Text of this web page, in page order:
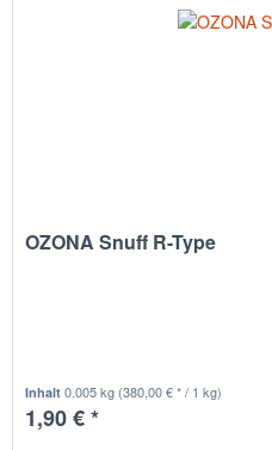
OZONA Snuff R-Type
Inhalt0.005 kg (380,00 € * / 1 kg)
1,90 € *